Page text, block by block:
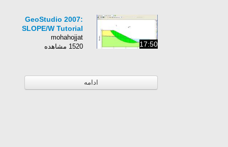
17:50
GeoStudio 2007:
SLOPE/W Tutorial
mohahojjat
1520 مشاهده
ادامه